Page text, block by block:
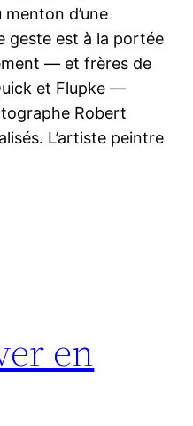
d’une
geste est à la portée
— et frères de
et Flupke —
Robert
L’artiste peintre
en